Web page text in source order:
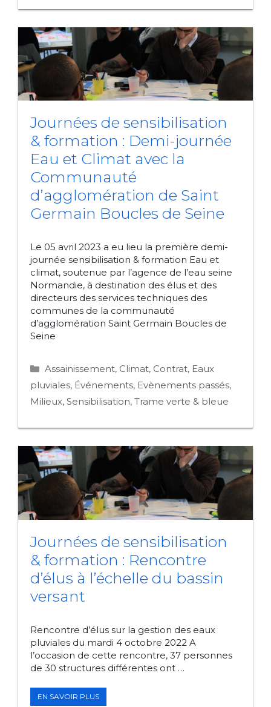
Journées de sensibilisation
& formation : Demi-journée
Eau et Climat avec la
Communauté
d’agglomération de Saint
Germain Boucles de Seine
Le 05 avril 2023 a eu lieu la première demi-
journée sensibilisation & formation Eau et
climat, soutenue par l’agence de l’eau seine
Normandie, à destination des élus et des
directeurs des services techniques des
communes de la communauté
d’agglomération Saint Germain Boucles de
Seine
Catégories
Assainissement, Climat, Contrat, Eaux
pluviales, Événements, Evènements passés,
Milieux, Sensibilisation, Trame verte & bleue
Journées de sensibilisation
& formation : Rencontre
d’élus à l’échelle du bassin
versant
Rencontre d’élus sur la gestion des eaux
pluviales du mardi 4 octobre 2022 A
l’occasion de cette rencontre, 37 personnes
de 30 structures différentes ont …
EN SAVOIR PLUSJOURNÉES